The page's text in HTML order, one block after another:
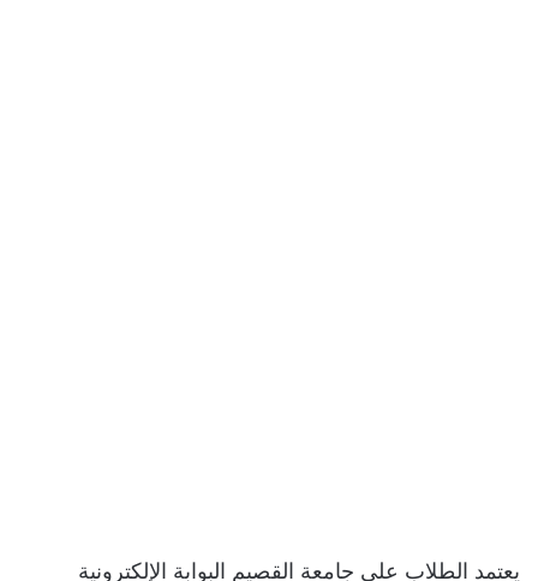
يعتمد الطلاب على جامعة القصيم البوابة الإلكترونية